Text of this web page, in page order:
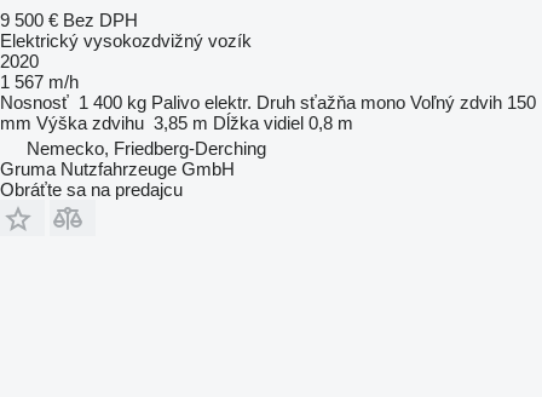
9 500 € Bez DPH
Elektrický vysokozdvižný vozík
2020
1 567 m/h
Nosnosť 1 400 kg Palivo elektr. Druh sťažňa mono Voľný zdvih 150
mm Výška zdvihu 3,85 m Dĺžka vidiel 0,8 m
Nemecko, Friedberg-Derching
Gruma Nutzfahrzeuge GmbH
Obráťte sa na predajcu